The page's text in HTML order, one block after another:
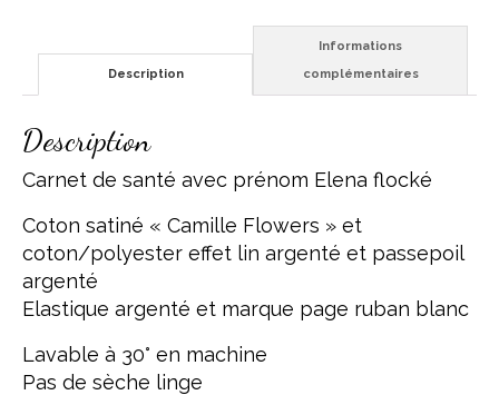
Description
Informations
complémentaires
Description
Carnet de santé avec prénom Elena flocké
Coton satiné « Camille Flowers » et
coton/polyester effet lin argenté et passepoil
argenté
Elastique argenté et marque page ruban blanc
Lavable à 30° en machine
Pas de sèche linge